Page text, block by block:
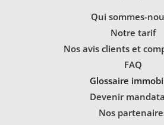
Qui sommes-
Notre tarif
Nos avis clients et
FAQ
Glossaire
Devenir
Nos